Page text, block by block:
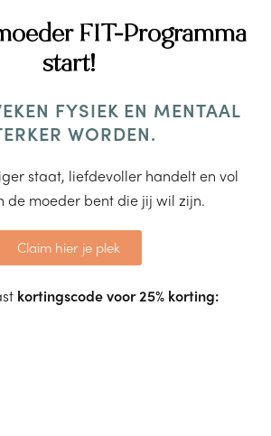
FIT-Programma
start!
FYSIEK EN MENTAAL
WORDEN.
staat, liefdevoller handelt en vol
de moeder bent die jij wil zijn.
Claim hier je plek
kortingscode voor 25% korting: